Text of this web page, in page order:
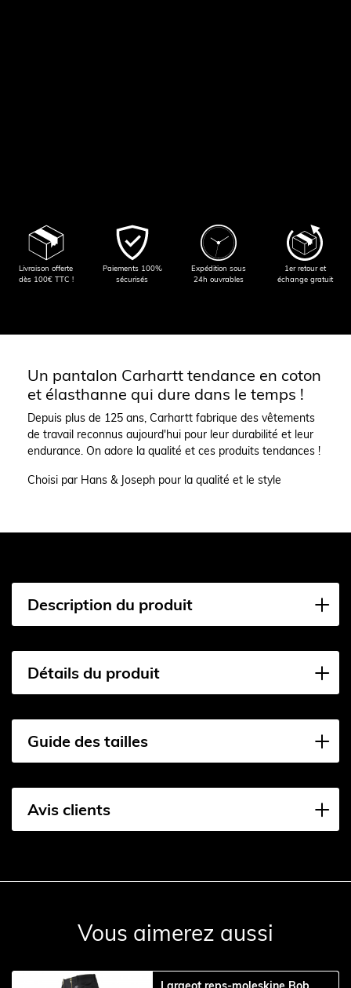
Livraison offerte
dès 100€ TTC !
Paiements 100%
sécurisés
Expédition sous
24h ouvrables
1er retour et
échange gratuit
Un pantalon Carhartt tendance en coton
et élasthanne qui dure dans le temps !
Depuis plus de 125 ans, Carhartt fabrique des vêtements
de travail reconnus aujourd'hui pour leur durabilité et leur
endurance. On adore la qualité et ces produits tendances !
Choisi par Hans & Joseph pour la qualité et le style
Description du produit
Détails du produit
Guide des tailles
Avis clients
Vous aimerez aussi